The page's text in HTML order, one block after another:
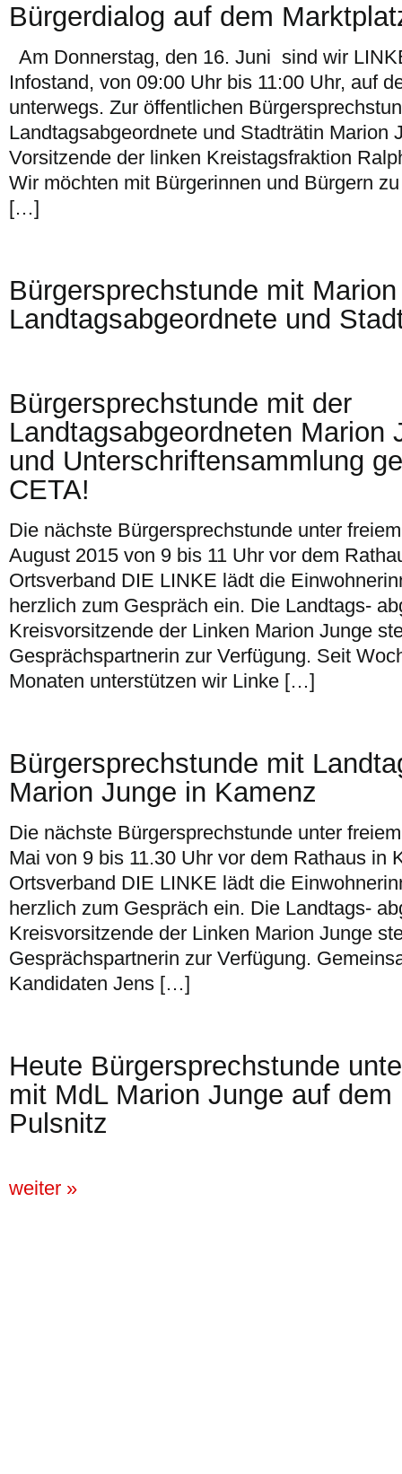
Bürgerdialog auf dem
Am Donnerstag, den 16. Juni sind wir
Infostand, von 09:00 Uhr bis 11:00 Uhr, auf
unterwegs. Zur öffentlichen
Landtagsabgeordnete und Stadträtin Marion
Vorsitzende der linken Kreistagsfraktion
Wir möchten mit Bürgerinnen und Bürgern
[…]
Bürgersprechstunde mit
Landtagsabgeordnete und
Bürgersprechstunde mit der
Landtagsabgeordneten Marion
und Unterschriftensammlung
CETA!
Die nächste Bürgersprechstunde unter
August 2015 von 9 bis 11 Uhr vor dem
Ortsverband DIE LINKE lädt die
herzlich zum Gespräch ein. Die Landtags-
Kreisvorsitzende der Linken Marion Junge
Gesprächspartnerin zur Verfügung. Seit
Monaten unterstützen wir Linke […]
Bürgersprechstunde mit
Marion Junge in Kamenz
Die nächste Bürgersprechstunde unter
Mai von 9 bis 11.30 Uhr vor dem Rathaus in
Ortsverband DIE LINKE lädt die
herzlich zum Gespräch ein. Die Landtags-
Kreisvorsitzende der Linken Marion Junge
Gesprächspartnerin zur Verfügung.
Kandidaten Jens […]
Heute Bürgersprechstunde
mit MdL Marion Junge auf
Pulsnitz
weiter »